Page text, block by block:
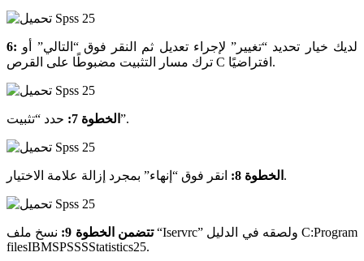
6:
ترك مسار التثبيت مضبوطًا على القرص C افتراضيًا.
الخطوة 7: حدد “تثبيت”.
الخطوة 8: انقر فوق “إنهاء” بمجرد إزالة علامة الاختيار.
تتضمن الخطوة 9:
نسخ ملف “Iservrc” ولصقه في الدليل C:Program
filesIBMSPSSSStatistics25.